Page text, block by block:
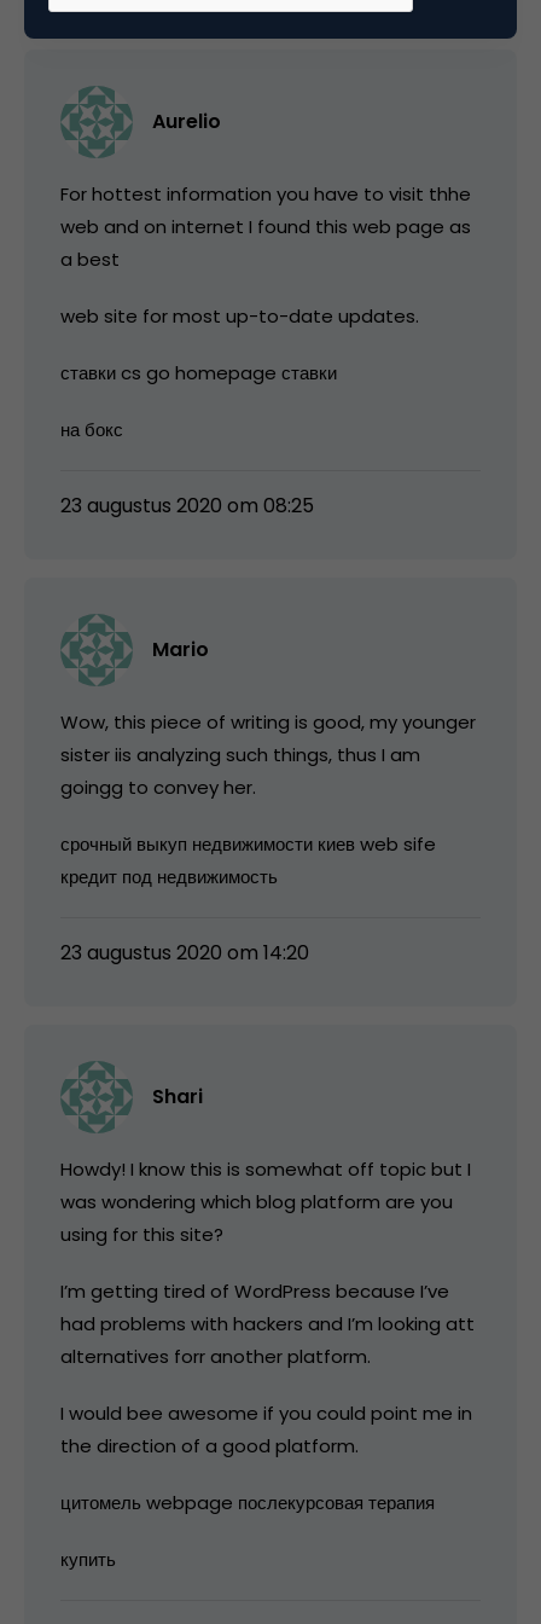
Aurelio
For hottest information you have to visit thhe
web and on internet I found this web page as
a best
web site for most up-to-date updates.
ставки cs go homepage ставки
на бокс
23 augustus 2020 om 08:25
Mario
Wow, this piece of writing is good, my younger
sister iis analyzing such things, thus I am
goingg to convey her.
срочный выкуп недвижимости киев web sife
кредит под недвижимость
23 augustus 2020 om 14:20
Shari
Howdy! I know this is somewhat off topic but I
was wondering which blog platform are you
using for this site?
I’m getting tired of WordPress because I’ve
had problems with hackers and I’m looking att
alternatives forr another platform.
I would bee awesome if you could point me in
the direction of a good platform.
цитомель webpage послекурсовая терапия
купить